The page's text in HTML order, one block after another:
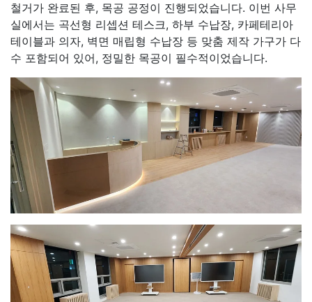
철거가 완료된 후, 목공 공정이 진행되었습니다. 이번 사무
실에서는 곡선형 리셉션 테스크, 하부 수납장, 카페테리아
테이블과 의자, 벽면 매립형 수납장 등 맞춤 제작 가구가 다
수 포함되어 있어, 정밀한 목공이 필수적이었습니다.